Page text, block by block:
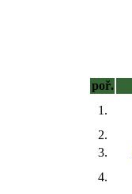
poř.
1.
2.
3.
4.